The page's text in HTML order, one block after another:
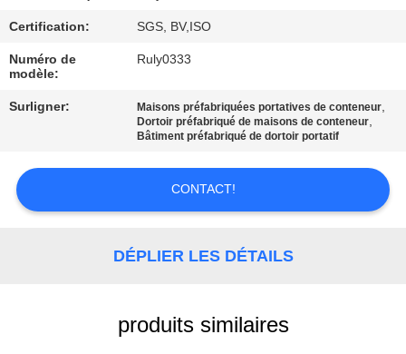
VISITE
D'USINE
CONTRÔLE
QUALITÉ
NOUVELLES
Certification: SGS, BV,ISO
Numéro de
modèle:
Ruly0333
Surligner: Maisons préfabriquées portatives de conteneur,
Dortoir préfabriqué de maisons de conteneur,
Bâtiment préfabriqué de dortoir portatif
CONTACT!
DÉPLIER LES DÉTAILS
produits similaires